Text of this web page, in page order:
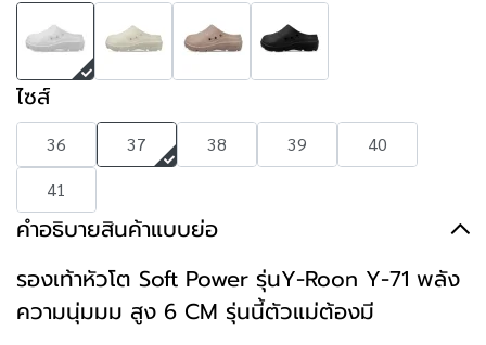
ไซส์
36 37 38 39
40
41
คำอธิบายสินค้าแบบย่อ
รองเท้าหัวโต Soft Power รุ่นY-Roon Y-71 พลัง
ความนุ่มมม สูง 6 CM รุ่นนี้ตัวแม่ต้องมี